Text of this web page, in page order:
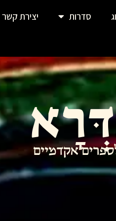
סדרות יצירת קשר
אקדמיים